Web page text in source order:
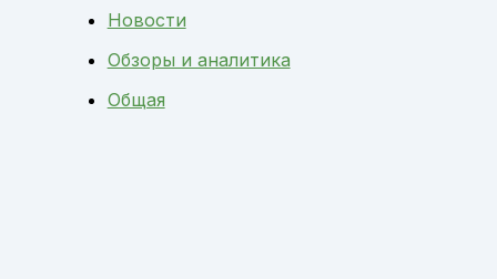
Новости
Обзоры и аналитика
Общая